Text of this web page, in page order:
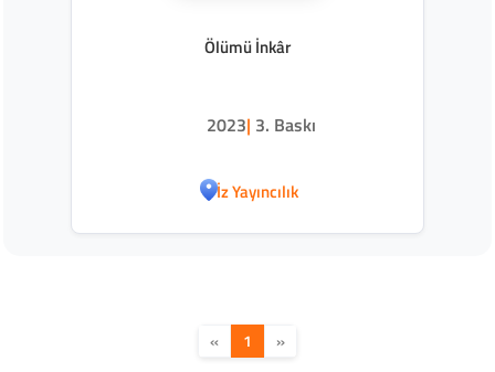
Ölümü İnkâr
2023| 3. Baskı
İz Yayıncılık
« 1 »